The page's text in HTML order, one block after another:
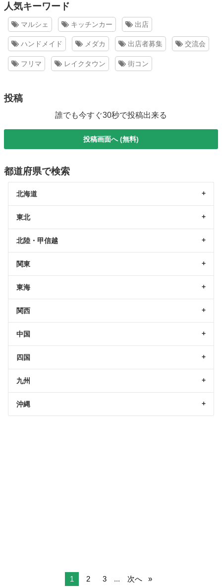
人気キーワード
マルシェ キッチンカー 出店
ハンドメイド メダカ 出店者募集 交流会
フリマ レイクタウン 街コン
投稿
誰でも今すぐ30秒で投稿出来る
投稿画面へ (無料)
都道府県で検索
北海道
東北
北陸・甲信越
関東
東海
関西
中国
四国
九州
沖縄
1 2 3 ... 次へ